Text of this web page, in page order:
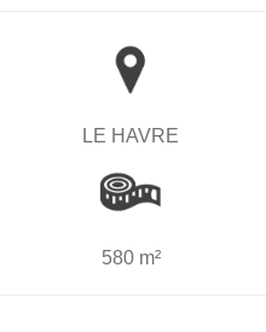
LE HAVRE
580 m²